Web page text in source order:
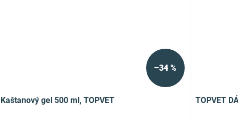
–34 %
Kaštanový gel 500 ml, TOPVET TOPVET